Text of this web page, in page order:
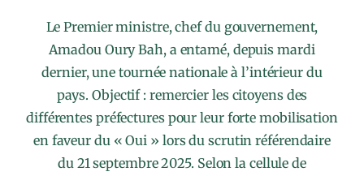
Le Premier ministre, chef du gouvernement,
Amadou Oury Bah, a entamé, depuis mardi
dernier, une tournée nationale à l’intérieur du
pays. Objectif : remercier les citoyens des
différentes préfectures pour leur forte mobilisation
en faveur du « Oui » lors du scrutin référendaire
du 21 septembre 2025. Selon la cellule de